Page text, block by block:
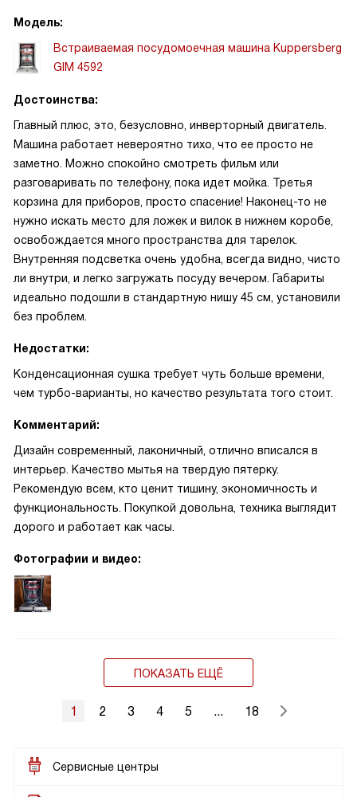
Модель:
Встраиваемая посудомоечная машина Kuppersberg
GIM 4592
Достоинства:
Главный плюс, это, безусловно, инверторный двигатель.
Машина работает невероятно тихо, что ее просто не
заметно. Можно спокойно смотреть фильм или
разговаривать по телефону, пока идет мойка. Третья
корзина для приборов, просто спасение! Наконец-то не
нужно искать место для ложек и вилок в нижнем коробе,
освобождается много пространства для тарелок.
Внутренняя подсветка очень удобна, всегда видно, чисто
ли внутри, и легко загружать посуду вечером. Габариты
идеально подошли в стандартную нишу 45 см, установили
без проблем.
Недостатки:
Конденсационная сушка требует чуть больше времени,
чем турбо-варианты, но качество результата того стоит.
Комментарий:
Дизайн современный, лаконичный, отлично вписался в
интерьер. Качество мытья на твердую пятерку.
Рекомендую всем, кто ценит тишину, экономичность и
функциональность. Покупкой довольна, техника выглядит
дорого и работает как часы.
Фотографии и видео:
ПОКАЗАТЬ ЕЩЁ
1 2 3 4 5 ... 18
Сервисные центры